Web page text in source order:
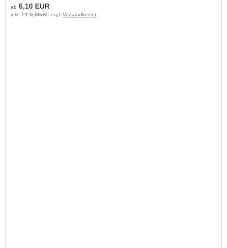
ab 6,10 EUR
inkl. 19 % MwSt. zzgl. Versandkosten